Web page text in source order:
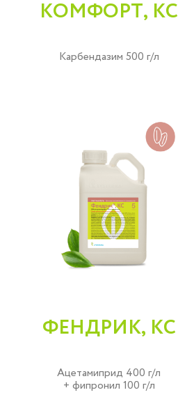
КОМФОРТ, КС
Карбендазим 500 г/л
ФЕНДРИК, КС
Ацетамиприд 400 г/л
+ фипронил 100 г/л